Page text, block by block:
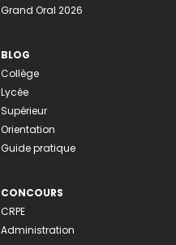
Grand Oral 2026
BLOG
Collège
Lycée
Supérieur
Orientation
Guide pratique
CONCOURS
CRPE
Administration